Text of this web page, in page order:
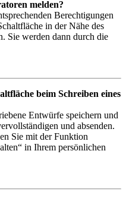
melden?
Berechtigungen
in der Nähe des
Sie werden dann durch die
beim Schreiben eines
Entwürfe speichern und
und absenden.
Sie mit der Funktion
in Ihrem persönlichen